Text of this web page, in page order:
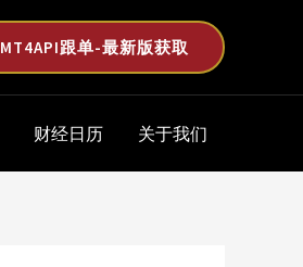
MT4API跟单-最新版获取
财经日历 关于我们